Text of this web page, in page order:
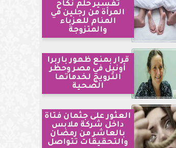
تفسير حلم نكاح
المرأة من رجلين في
المنام للعزباء
والمتزوجة
قرار بمنع ظهور باربرا
أونيل في مصر وحظر
الترويج لخدماتها
الصحية
العثور على جثمان فتاة
داخل شركة ملابس
بالعاشر من رمضان
والتحقيقات تتواصل